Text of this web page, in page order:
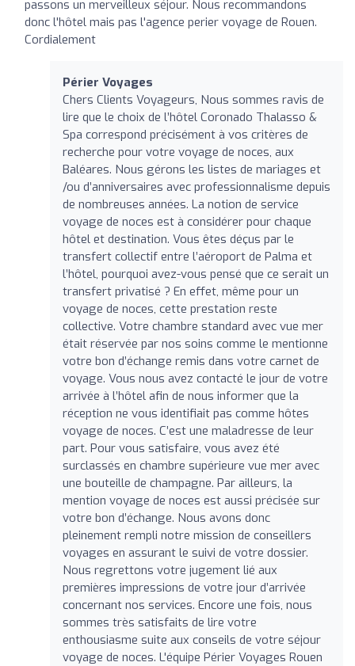
passons un merveilleux séjour. Nous recommandons
donc l'hôtel mais pas l'agence perier voyage de Rouen.
Cordialement
Périer Voyages
Chers Clients Voyageurs, Nous sommes ravis de
lire que le choix de l’hôtel Coronado Thalasso &
Spa correspond précisément à vos critères de
recherche pour votre voyage de noces, aux
Baléares. Nous gérons les listes de mariages et
/ou d’anniversaires avec professionnalisme depuis
de nombreuses années. La notion de service
voyage de noces est à considérer pour chaque
hôtel et destination. Vous êtes déçus par le
transfert collectif entre l’aéroport de Palma et
l’hôtel, pourquoi avez-vous pensé que ce serait un
transfert privatisé ? En effet, même pour un
voyage de noces, cette prestation reste
collective. Votre chambre standard avec vue mer
était réservée par nos soins comme le mentionne
votre bon d’échange remis dans votre carnet de
voyage. Vous nous avez contacté le jour de votre
arrivée à l’hôtel afin de nous informer que la
réception ne vous identifiait pas comme hôtes
voyage de noces. C’est une maladresse de leur
part. Pour vous satisfaire, vous avez été
surclassés en chambre supérieure vue mer avec
une bouteille de champagne. Par ailleurs, la
mention voyage de noces est aussi précisée sur
votre bon d’échange. Nous avons donc
pleinement rempli notre mission de conseillers
voyages en assurant le suivi de votre dossier.
Nous regrettons votre jugement lié aux
premières impressions de votre jour d’arrivée
concernant nos services. Encore une fois, nous
sommes très satisfaits de lire votre
enthousiasme suite aux conseils de votre séjour
voyage de noces. L'équipe Périer Voyages Rouen